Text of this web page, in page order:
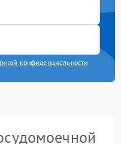
конфиденциальности